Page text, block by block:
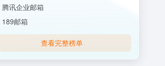
腾讯企业邮箱
189邮箱
查看完整榜单